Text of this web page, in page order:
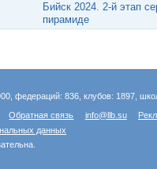
Бийск 2024. 2-й этап
пирамиде
федераций: 836, клубов: 1897,
Обратная связь info@llb.su
данных